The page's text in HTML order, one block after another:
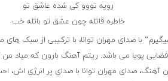
رویه تووو کی شده عاشق تو
خاطره قاتله چون عشق تو باتله خب
با صدای مهران توانا، با ترکیبی از سبک
فضایی پویا می باشد. ریتم آهنگ بارون که میاد
صدای مهران توانا با صدای پر انرژی اش،